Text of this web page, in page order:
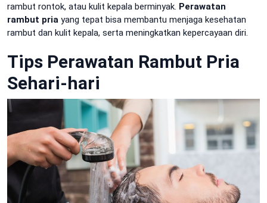
rambut rontok, atau kulit kepala berminyak. Perawatan
rambut pria yang tepat bisa membantu menjaga kesehatan
rambut dan kulit kepala, serta meningkatkan kepercayaan diri.
Tips Perawatan Rambut Pria
Sehari-hari